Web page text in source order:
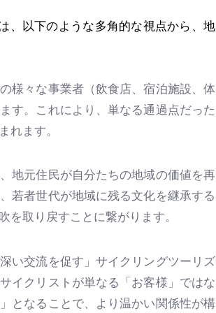
、以下のような多角的な視点から、地
様々な事業者（飲食店、宿泊施設、体
す。これにより、単なる通過点だった
れます。
地元住民が自分たちの地域の価値を再
若者世代が地域に残る文化を継承する
を取り戻すことに繋がります。
い交流を促す」サイクリングツーリズ
イクリストが単なる「お客様」ではな
となることで、より温かい関係性が構